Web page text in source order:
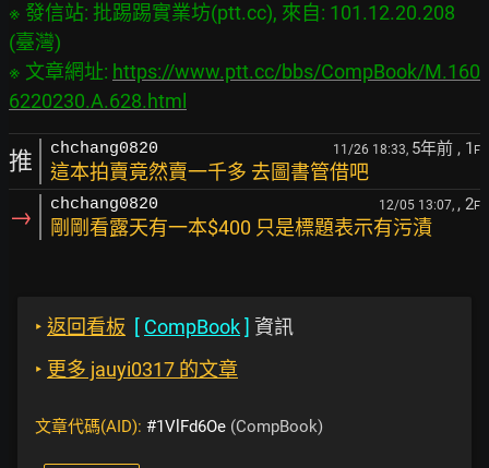
※ 發信站: 批踢踢實業坊(ptt.cc), 來自: 101.12.20.208
(臺灣)
※ 文章網址: https://www.ptt.cc/bbs/CompBook/M.160
6220230.A.628.html
推 chchang0820 11/26 18:33, 5年前 , 1 F
這本拍賣竟然賣一千多 去圖書管借吧
→ chchang0820 12/05 13:07, , 2F
剛剛看露天有一本$400 只是標題表示有污漬
‣ 返回看板 [ CompBook] 資訊
‣ 更多 jauyi0317 的文章
文章代碼(AID): #1VlFd6Oe (CompBook)